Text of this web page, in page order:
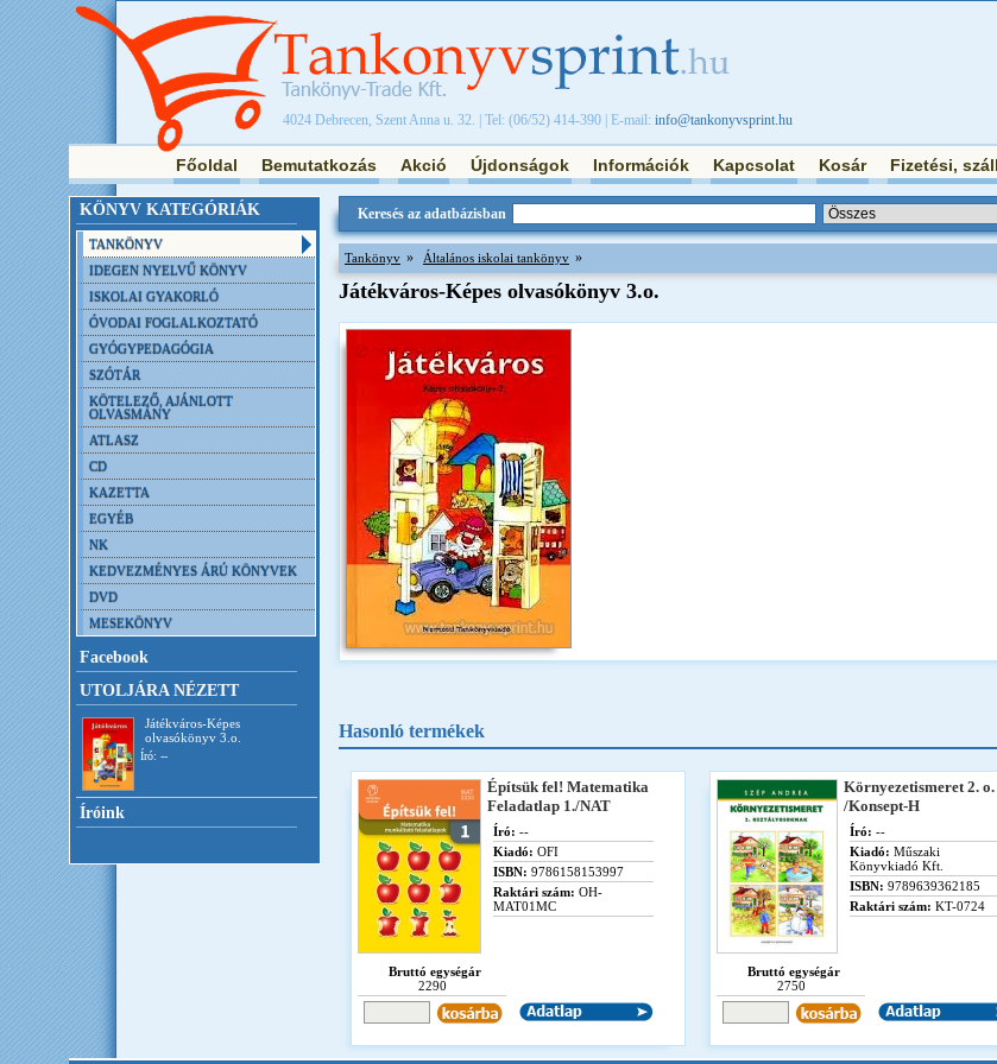
4024 Debrecen, Szent Anna u. 32. | Tel: (06/52) 414-390 | E-mail: info@tankonyvsprint.hu
Főoldal Bemutatkozás Akció Újdonságok Információk Kapcsolat Kosár Fizetési,
KÖNYV KATEGÓRIÁK
TANKÖNYV
IDEGEN NYELVŰ KÖNYV
ISKOLAI GYAKORLÓ
ÓVODAI FOGLALKOZTATÓ
GYÓGYPEDAGÓGIA
SZÓTÁR
KÖTELEZŐ, AJÁNLOTT
OLVASMÁNY
ATLASZ
CD
KAZETTA
EGYÉB
NK
KEDVEZMÉNYES ÁRÚ KÖNYVEK
DVD
MESEKÖNYV
Facebook
UTOLJÁRA NÉZETT
Játékváros-Képes
olvasókönyv 3.o.
Író: --
Íróink
Keresés az adatbázisban
Tankönyv » Általános iskolai tankönyv »
Játékváros-Képes olvasókönyv 3.o.
Hasonló termékek
Építsük fel! Matematika
Feladatlap 1./NAT
Író: --
Kiadó: OFI
ISBN: 9786158153997
Raktári szám: OH-
MAT01MC
Bruttó egységár
2290
Környezetismeret 2. o.
/Konsept-H
Író: --
Kiadó: Műszaki
Könyvkiadó Kft.
ISBN: 9789639362185
Raktári szám: KT-0724
Bruttó egységár
2750